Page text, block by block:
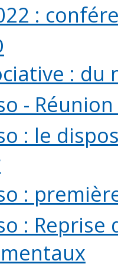
:
: du
-
: le
:
: